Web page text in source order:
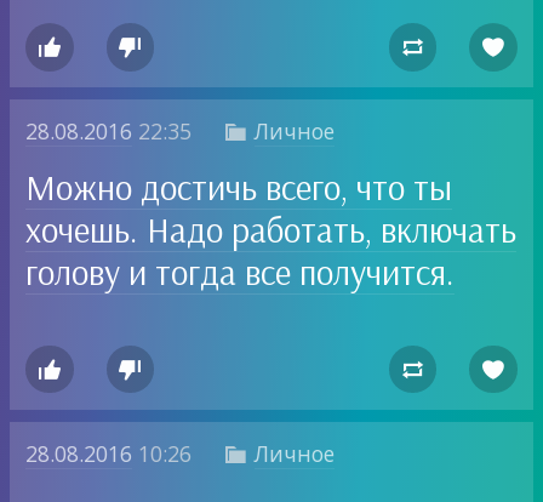
   
28.08.2016 22:35  Личное
Можно достичь всего, что ты
хочешь. Надо работать, включать
голову и тогда все получится.
   
28.08.2016 10:26  Личное